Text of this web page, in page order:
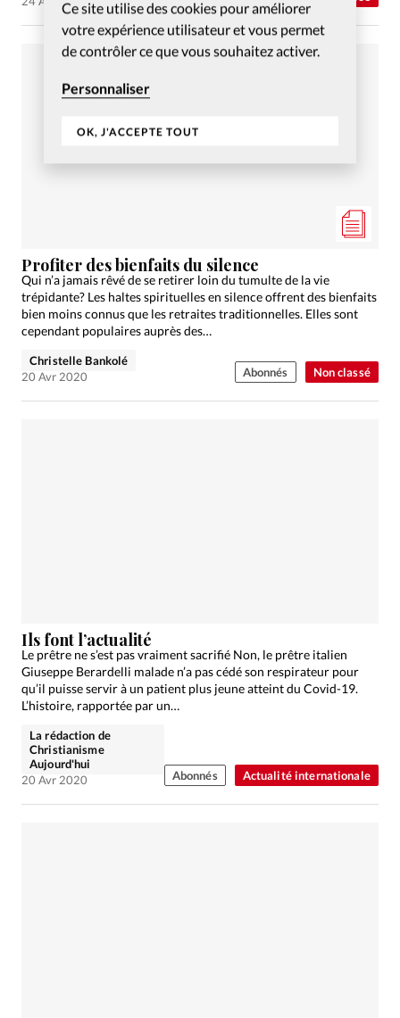
Ce site utilise des cookies pour améliorer
votre expérience utilisateur et vous permet
de contrôler ce que vous souhaitez activer.
Personnaliser
OK, J'ACCEPTE TOUT
Non classé
Profiter des bienfaits du silence
Qui n’a jamais rêvé de se retirer loin du tumulte de la vie
trépidante? Les haltes spirituelles en silence offrent des bienfaits
bien moins connus que les retraites traditionnelles. Elles sont
cependant populaires auprès des…
Christelle Bankolé
20 Avr 2020
Abonnés
Actualité internationale
Ils font l’actualité
Le prêtre ne s’est pas vraiment sacrifié Non, le prêtre italien
Giuseppe Berardelli malade n’a pas cédé son respirateur pour
qu’il puisse servir à un patient plus jeune atteint du Covid-19.
L’histoire, rapportée par un…
La rédaction de
Christianisme
Aujourd'hui
20 Avr 2020
Abonnés